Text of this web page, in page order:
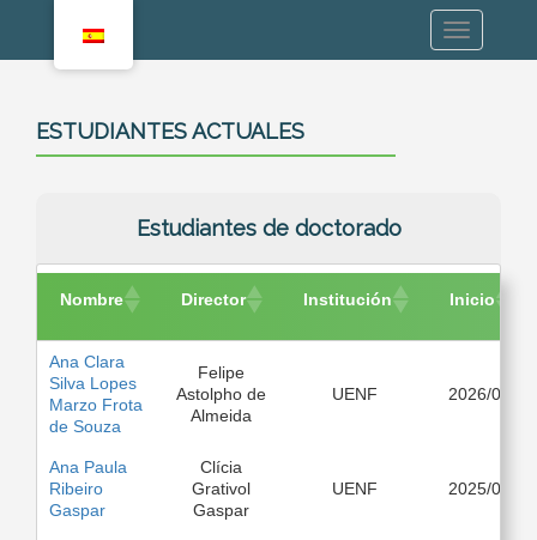
ESTUDIANTES ACTUALES
Estudiantes de doctorado
Nombre Director Institución Inicio
Nombre
Ana Clara
Silva Lopes
Marzo Frota
de Souza
Felipe
Astolpho de
Almeida
UENF 2026/08
Ana Paula
Ribeiro
Gaspar
Clícia
Grativol
Gaspar
UENF 2025/03